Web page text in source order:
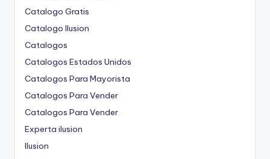
Catalogo Gratis
Catalogo Ilusion
Catalogos
Catalogos Estados Unidos
Catalogos Para Mayorista
Catalogos Para Vender
Catalogos Para Vender
Experta ilusion
Ilusion